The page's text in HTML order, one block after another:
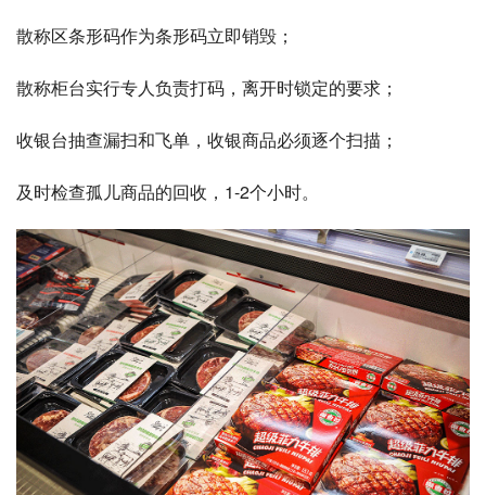
散称区条形码作为条形码立即销毁；
散称柜台实行专人负责打码，离开时锁定的要求；
收银台抽查漏扫和飞单，收银商品必须逐个扫描；
及时检查孤儿商品的回收，1-2个小时。